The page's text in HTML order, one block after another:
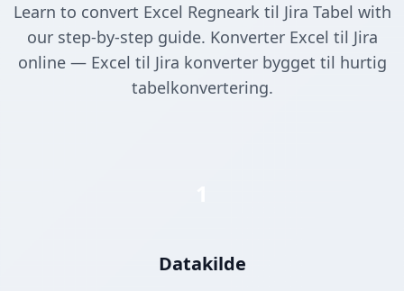
Learn to convert Excel Regneark til Jira Tabel with
our step-by-step guide. Konverter Excel til Jira
online — Excel til Jira konverter bygget til hurtig
tabelkonvertering.
Datakilde